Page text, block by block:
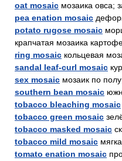
oat mosaic мозаика овса;
pea enation mosaic
potato rugose mosaic
крапчатая мозаика
ring mosaic кольцевая
sandal leaf-curl mosaic
sex mosaic мозаик по
southern bean mosaic
tobacco bleaching mosaic
tobacco green mosaic
tobacco masked mosaic
tobacco mild mosaic
tomato enation mosaic